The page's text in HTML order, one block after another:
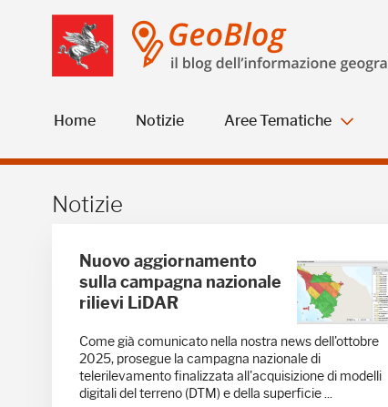
Skip to Main Content
Home Notizie Aree Tematiche
Notizie - GeoBlog
Notizie
Nuovo aggiornamento
sulla campagna nazionale
rilievi LiDAR
Come già comunicato nella nostra news dell'ottobre
2025, prosegue la campagna nazionale di
telerilevamento finalizzata all'acquisizione di modelli
digitali del terreno (DTM) e della superficie ...